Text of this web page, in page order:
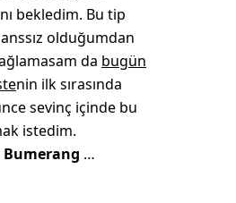
bekledim. Bu tip
olduğumdan
da bugün
nin ilk sırasında
sevinç içinde bu
istedim.
Bumerang …